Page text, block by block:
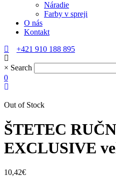
Náradie
Farby v spreji
O nás
Kontakt
+421 910 188 895
× Search
0
Out of Stock
ŠTETEC
EXCLUSIVE
10,42€